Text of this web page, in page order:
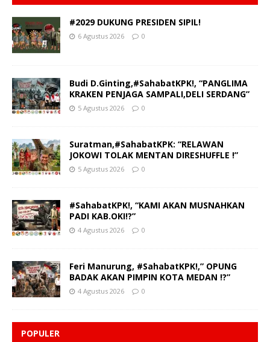
#2029 DUKUNG PRESIDEN SIPIL!
6 Agustus 2026 0
Budi D.Ginting,#SahabatKPK!, “PANGLIMA
KRAKEN PENJAGA SAMPALI,DELI SERDANG”
5 Agustus 2026 0
Suratman,#SahabatKPK: “RELAWAN
JOKOWI TOLAK MENTAN DIRESHUFFLE !”
5 Agustus 2026 0
#SahabatKPK!, “KAMI AKAN MUSNAHKAN
PADI KAB.OKI!?”
4 Agustus 2026 0
Feri Manurung, #SahabatKPK!,” OPUNG
BADAK AKAN PIMPIN KOTA MEDAN !?”
4 Agustus 2026 0
POPULER